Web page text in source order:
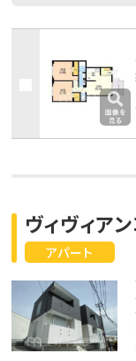
アパート
ヴィヴィア